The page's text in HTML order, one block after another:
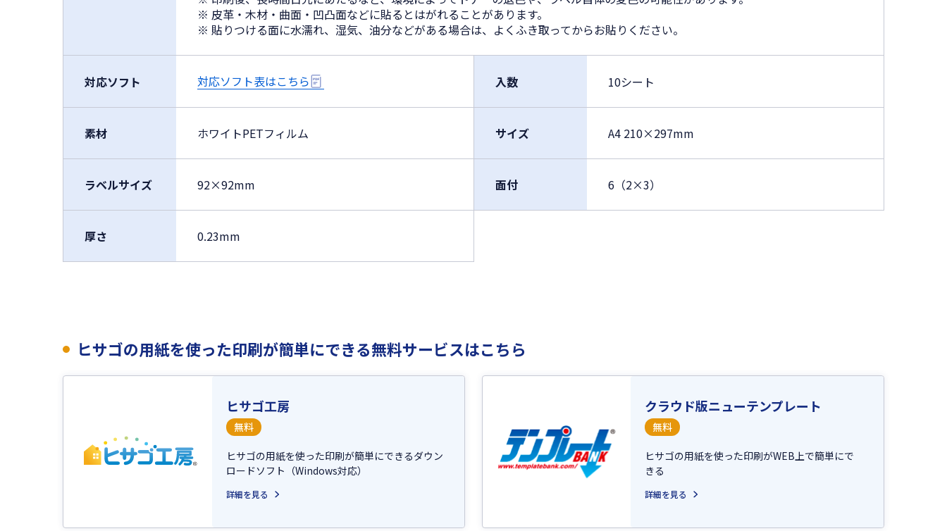
※ 皮革・木材・曲面・凹凸面などに貼るとはがれることがあります。
※ 貼りつける面に水濡れ、湿気、油分などがある場合は、よくふき取ってからお貼りください。
対応ソフト 対応ソフト表はこちら 入数 10シート
素材 ホワイトPETフィルム サイズ A4 210×297mm
ラベルサイズ 92×92mm 面付 6（2×3）
厚さ 0.23mm
ヒサゴの用紙を使った印刷が簡単にできる無料サービスはこちら
ヒサゴ工房
無料
ヒサゴの用紙を使った印刷が簡単にできるダウン
ロードソフト（Windows対応）
詳細を見る
クラウド版ニューテンプレート
無料
ヒサゴの用紙を使った印刷がWEB上で簡単にで
きる
詳細を見る